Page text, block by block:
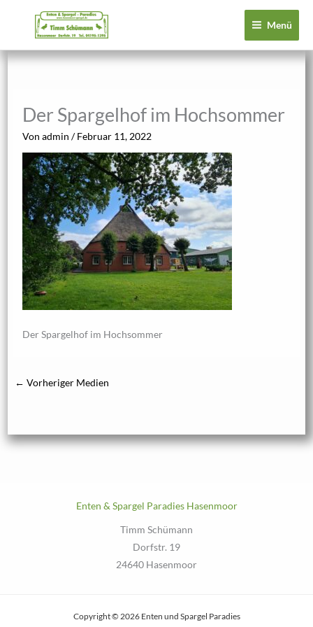
Menü
Der Spargelhof im Hochsommer
Vonadmin/Februar 11, 2022
Der Spargelhof im Hochsommer
← Vorheriger Medien
Enten & Spargel Paradies Hasenmoor
Timm Schümann
Dorfstr. 19
24640 Hasenmoor
Copyright © 2026 Enten und Spargel Paradies